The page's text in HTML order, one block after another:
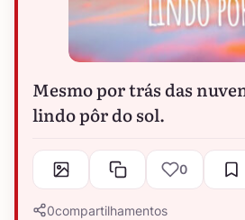
Mesmo por trás das
lindo pôr do sol.
0
0compartilhamentos